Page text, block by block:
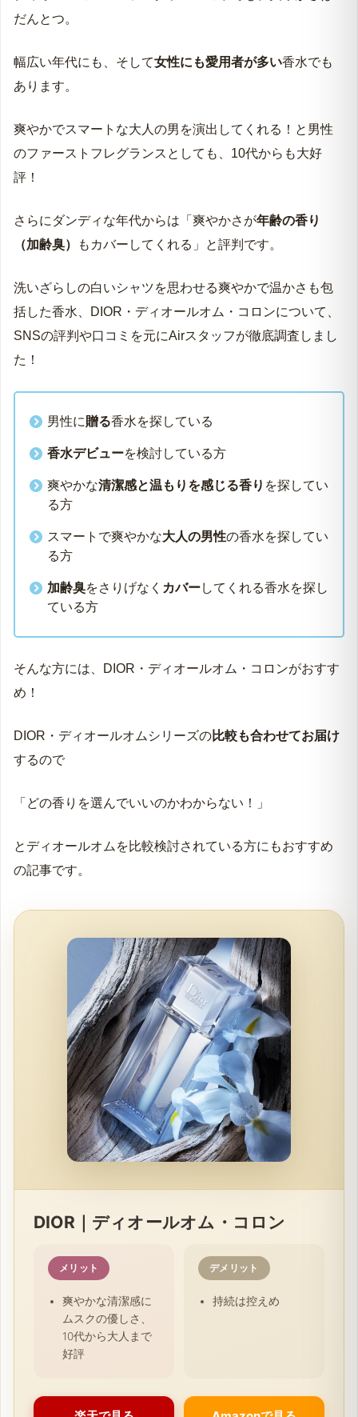
だんとつ。
幅広い年代にも、そして女性にも愛用者が多い香水でも
あります。
爽やかでスマートな大人の男を演出してくれる！と男性
のファーストフレグランスとしても、10代からも大好
評！
さらにダンディな年代からは「爽やかさが年齢の香り
（加齢臭）
もカバーしてくれる」と評判です。
洗いざらしの白いシャツを思わせる爽やかで温かさも包
括した香水、DIOR・ディオールオム・コロンについて、
SNSの評判や口コミを元にAirスタッフが徹底調査しまし
た！
男性に贈る香水を探している
香水デビューを検討している方
爽やかな清潔感と温もりを感じる香り を探してい
る方
スマートで爽やかな大人の男性の香水を探してい
る方
加齢臭をさりげなく カバーしてくれる香水を探し
ている方
そんな方には、DIOR・ディオールオム・コロンがおすす
め！
DIOR・ディオールオムシリーズの比較も合わせてお届け
するので
「どの香りを選んでいいのかわからない！」
とディオールオムを比較検討されている方にもおすすめ
の記事です。
DIOR｜ディオールオム・コロン
メリット
爽やかな清潔感に
ムスクの優しさ、
10代から大人まで
好評
デメリット
持続は控えめ